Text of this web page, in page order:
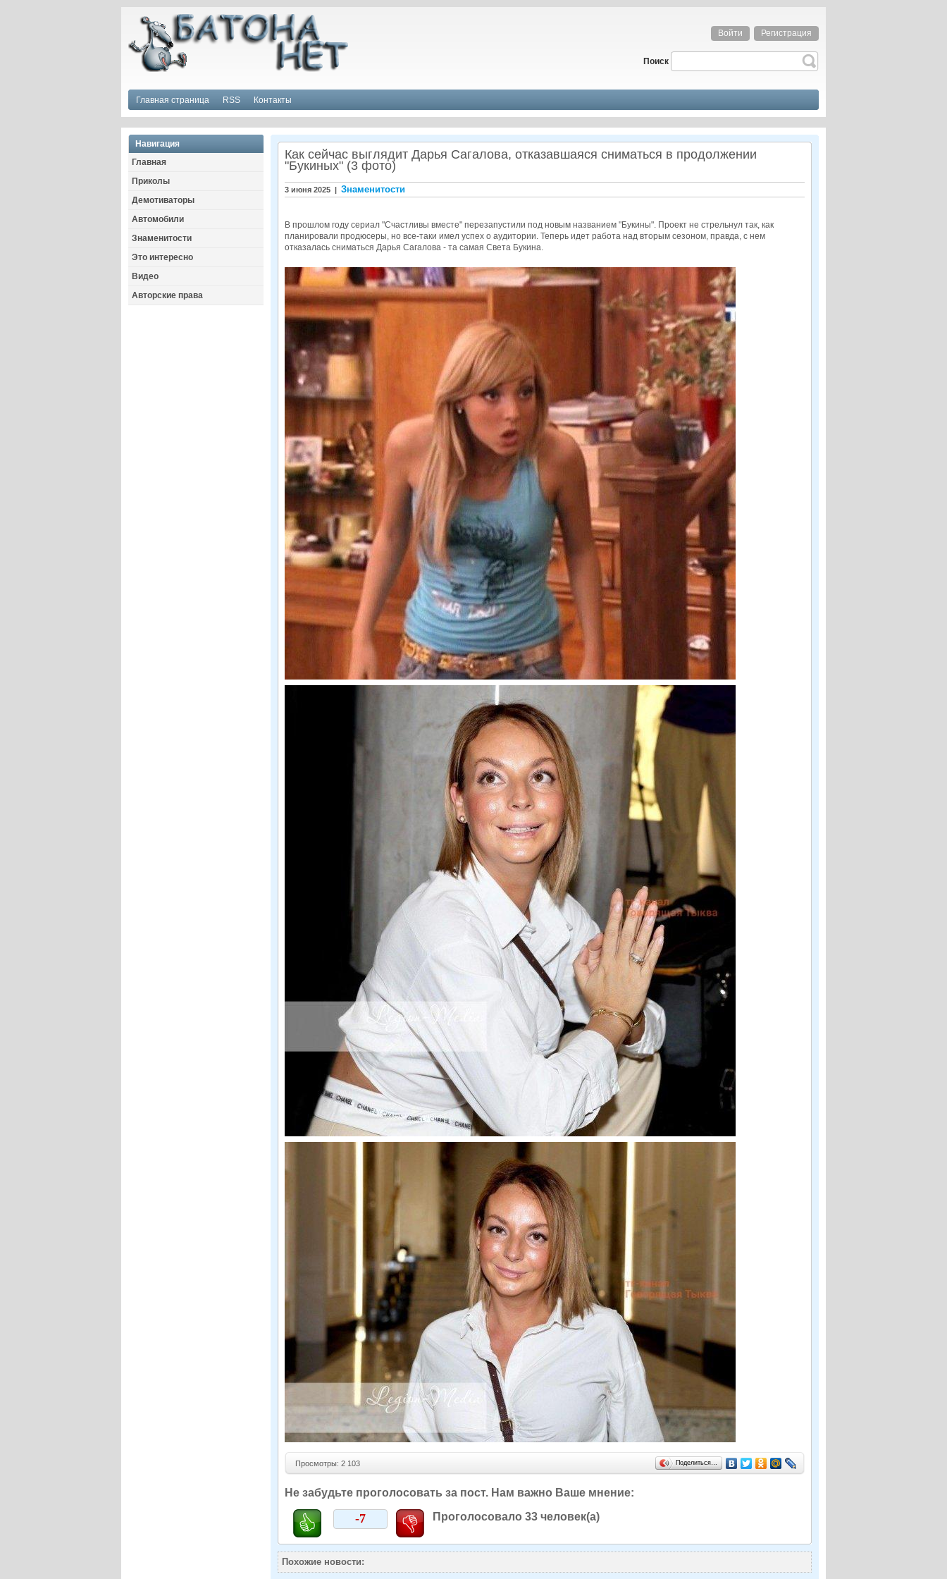
Войти Регистрация
Поиск
Главная страница RSS Контакты
Навигация
Главная
Приколы
Демотиваторы
Автомобили
Знаменитости
Это интересно
Видео
Авторские права
Как сейчас выглядит Дарья Сагалова, отказавшаяся сниматься в продолжении
"Букиных" (3 фото)
3 июня 2025 | Знаменитости
В прошлом году сериал "Счастливы вместе" перезапустили под новым названием "Букины". Проект не стрельнул так, как
планировали продюсеры, но все-таки имел успех о аудитории. Теперь идет работа над вторым сезоном, правда, с нем
отказалась сниматься Дарья Сагалова - та самая Света Букина.
Просмотры: 2 103 Поделиться…
Не забудьте проголосовать за пост. Нам важно Ваше мнение:
-7 Проголосовало 33 человек(а)
Похожие новости: